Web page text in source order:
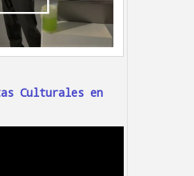
Culturales en